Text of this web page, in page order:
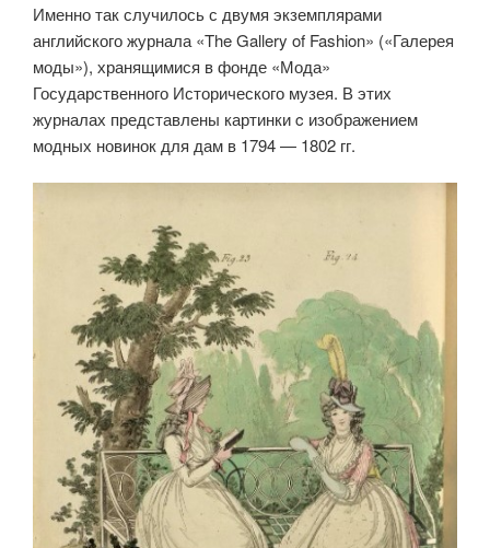
Именно так случилось с двумя экземплярами
английского журнала «The Gallery of Fashion» («Галерея
моды»), хранящимися в фонде «Мода»
Государственного Исторического музея. В этих
журналах представлены картинки c изображением
модных новинок для дам в 1794 — 1802 гг.